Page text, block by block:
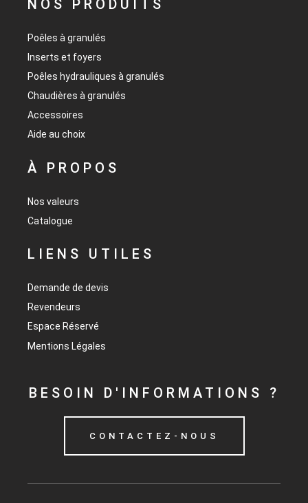
NOS PRODUITS
Poêles à granulés
Inserts et foyers
Poêles hydrauliques à granulés
Chaudières à granulés
Accessoires
Aide au choix
À PROPOS
Nos valeurs
Catalogue
LIENS UTILES
Demande de devis
Revendeurs
Espace Réservé
Mentions Légales
BESOIN D'INFORMATIONS ?
CONTACTEZ-NOUS